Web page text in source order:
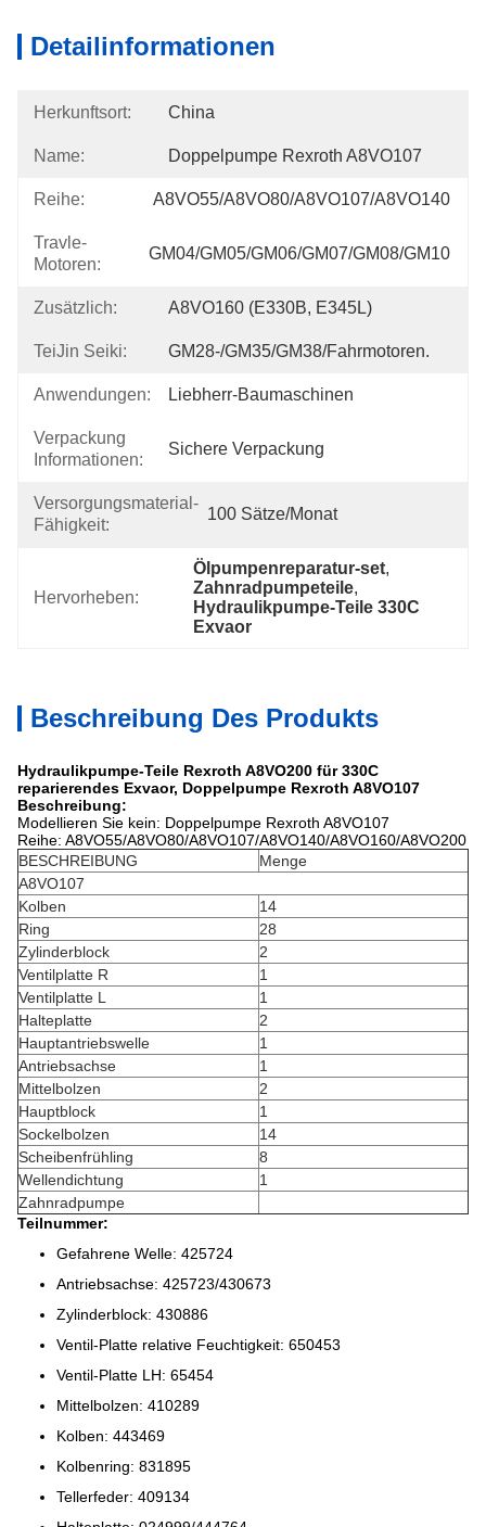
Detailinformationen
Herkunftsort: China
Name: Doppelpumpe Rexroth A8VO107
Reihe: A8VO55/A8VO80/A8VO107/A8VO140
Travle-
Motoren:
GM04/GM05/GM06/GM07/GM08/GM10
Zusätzlich: A8VO160 (E330B, E345L)
TeiJin Seiki: GM28-/GM35/GM38/fahrmotoren.
Anwendungen: Liebherr-Baumaschinen
Verpackung
Informationen:
Sichere Verpackung
Versorgungsmaterial-
Fähigkeit:
100 Sätze/Monat
Hervorheben:
Ölpumpenreparatur-set,
Zahnradpumpeteile,
Hydraulikpumpe-Teile 330C
Exvaor
Beschreibung Des Produkts
Hydraulikpumpe-Teile Rexroth A8VO200 für 330C
reparierendes Exvaor, Doppelpumpe Rexroth A8VO107
Beschreibung:
Modellieren Sie kein: Doppelpumpe Rexroth A8VO107
Reihe: A8VO55/A8VO80/A8VO107/A8VO140/A8VO160/A8VO200
BESCHREIBUNG
Menge
A8VO107
Kolben
14
Ring
28
Zylinderblock
2
Ventilplatte R
1
Ventilplatte L
1
Halteplatte
2
Hauptantriebswelle
1
Antriebsachse
1
Mittelbolzen
2
Hauptblock
1
Sockelbolzen
14
Scheibenfrühling
8
Wellendichtung
1
Zahnradpumpe
Teilnummer:
Gefahrene Welle: 425724
Antriebsachse: 425723/430673
Zylinderblock: 430886
Ventil-Platte relative Feuchtigkeit: 650453
Ventil-Platte LH: 65454
Mittelbolzen: 410289
Kolben: 443469
Kolbenring: 831895
Tellerfeder: 409134